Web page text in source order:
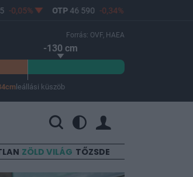
OTP 46 590 -0,34% MOL
Forrás: OVF, HAEA
-130 cm
leállási küszöb
ZÖLD VILÁG TŐZSDE